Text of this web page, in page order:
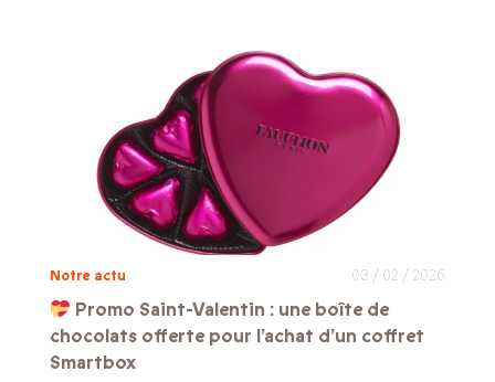
Notre actu 03 / 02 / 2026
Promo Saint-Valentin : une boîte de
chocolats offerte pour l’achat d’un coffret
Smartbox